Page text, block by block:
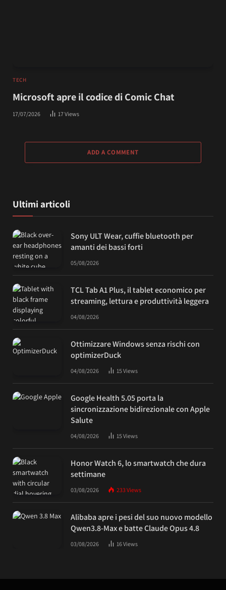
TECH
Microsoft apre il codice di Comic Chat
17/07/2026 17Views
ADD A COMMENT
Ultimi articoli
Sony ULT Wear, cuffie bluetooth per
amanti dei bassi forti
05/08/2026
TCL Tab A1 Plus, il tablet economico per
streaming, lettura e produttività leggera
04/08/2026
Ottimizzare Windows senza rischi con
optimizerDuck
04/08/2026 15Views
Google Health 5.05 porta la
sincronizzazione bidirezionale con Apple
Salute
04/08/2026 15Views
Honor Watch 6, lo smartwatch che dura
settimane
03/08/2026 233Views
Alibaba apre i pesi del suo nuovo modello
Qwen3.8-Max e batte Claude Opus 4.8
03/08/2026 16Views